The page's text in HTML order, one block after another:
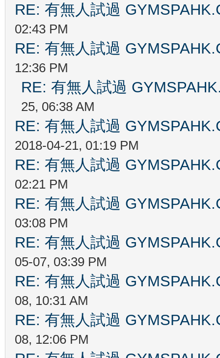
RE: 有無人試過
02:43 PM
RE: 有無人試過
12:36 PM
RE: 有無人試過
25, 06:38 AM
RE: 有無人試過
2018-04-21, 01:19 PM
RE: 有無人試過
02:21 PM
RE: 有無人試過
03:08 PM
RE: 有無人試過
05-07, 03:39 PM
RE: 有無人試過
08, 10:31 AM
RE: 有無人試過
08, 12:06 PM